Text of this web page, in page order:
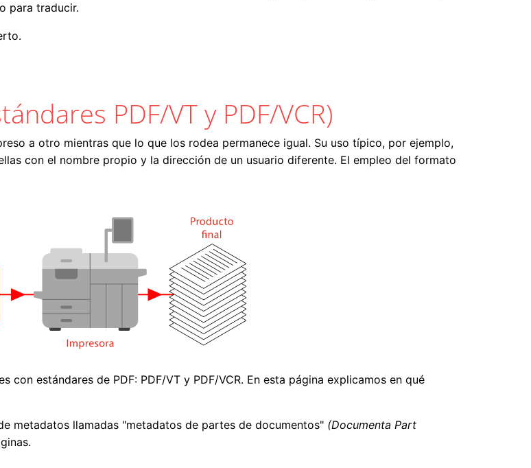
para traducir.
PDF/VT y PDF/VCR)
a otro mientras que lo que los rodea permanece igual. Su uso típico, por ejemplo,
con el nombre propio y la dirección de un usuario diferente. El empleo del formato
estándares de PDF: PDF/VT y PDF/VCR. En esta página explicamos en qué
metadatos llamadas "metadatos de partes de documentos" (Documenta Part